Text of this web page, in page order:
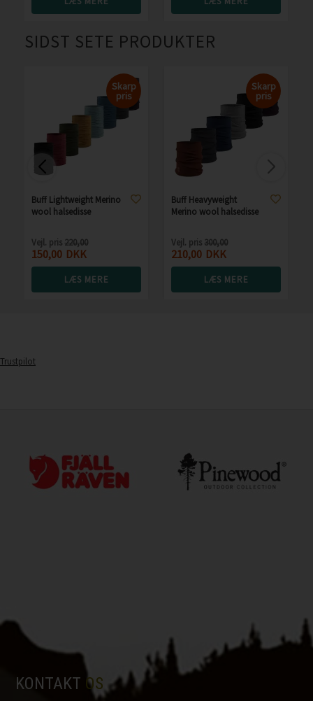
SIDST SETE PRODUKTER
Skarp
pris
Buff Lightweight Merino
wool halsedisse
Vejl. pris 220,00
150,00 DKK
LÆS MERE
Skarp
pris
Buff Heavyweight
Merino wool halsedisse
Vejl. pris 300,00
210,00 DKK
LÆS MERE
Trustpilot
KONTAKT OS